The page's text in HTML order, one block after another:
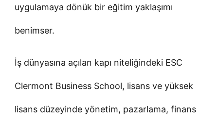
uygulamaya dönük bir eğitim yaklaşımı
benimser.
İş dünyasına açılan kapı niteliğindeki ESC
Clermont Business School, lisans ve yüksek
lisans düzeyinde yönetim, pazarlama, finans